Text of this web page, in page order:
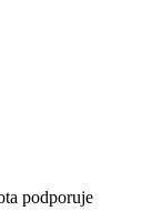
podporuje